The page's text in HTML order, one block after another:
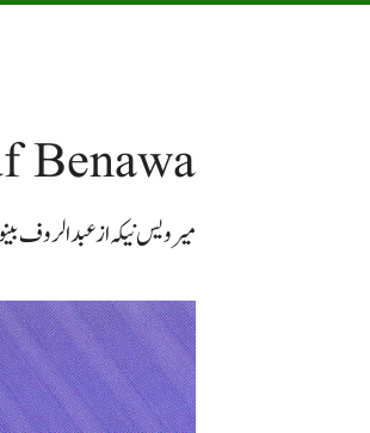
Benawa
میر ویس نیکہ از عبدالروف